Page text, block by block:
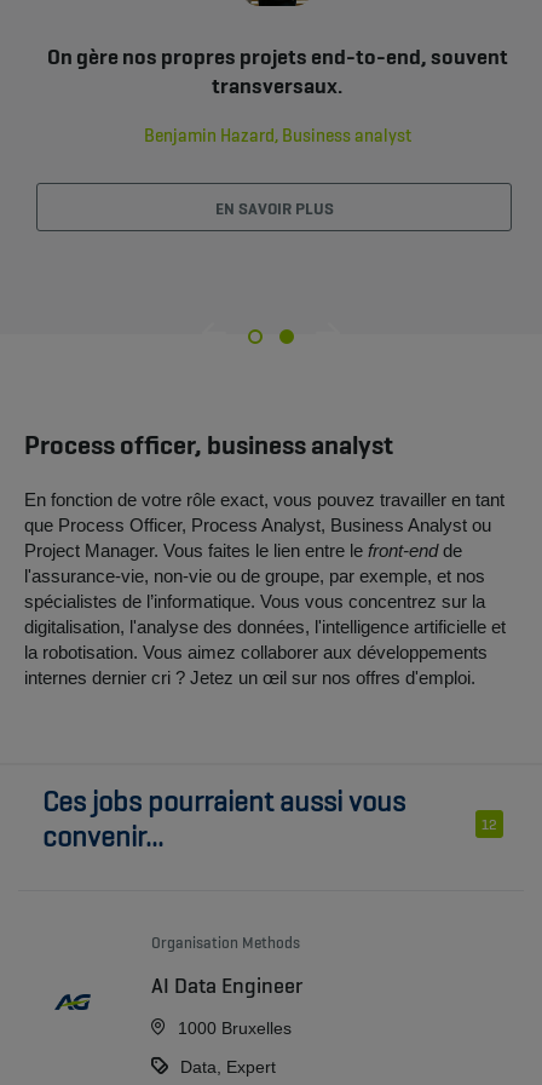
J'avais quelques doutes sur le secteur de
l'assurance, mais mon travail de Process Analyst
intéressant et mes collègues sont formidables.
On gère nos propres projets end-to-end, souvent
transversaux.
Benjamin Hazard, Business analyst
EN SAVOIR PLUS
Process officer, business analyst
En fonction de votre rôle exact, vous pouvez travailler en tant
que Process Officer, Process Analyst, Business Analyst ou
Project Manager. Vous faites le lien entre le front-endde
l'assurance-vie, non-vie ou de groupe, par exemple, et nos
spécialistes de l’informatique. Vous vous concentrez sur la
digitalisation, l'analyse des données, l'intelligence artificielle et
la robotisation. Vous aimez collaborer aux développements
internes dernier cri ? Jetez un œil sur nos offres d'emploi.
Ces jobs pourraient aussi vous
convenir...
12
Organisation Methods
AI Data Engineer
1000 Bruxelles
Data, Expert